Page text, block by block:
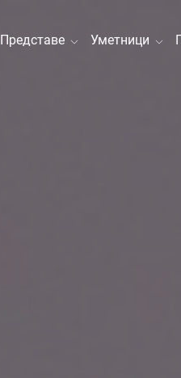
Представе Уметници